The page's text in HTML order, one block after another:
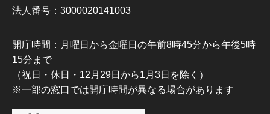
法人番号：3000020141003
開庁時間：月曜日から金曜日の午前8時45分から午後5時
15分まで
（祝日・休日・12月29日から1月3日を除く）
※一部の窓口では開庁時間が異なる場合があります